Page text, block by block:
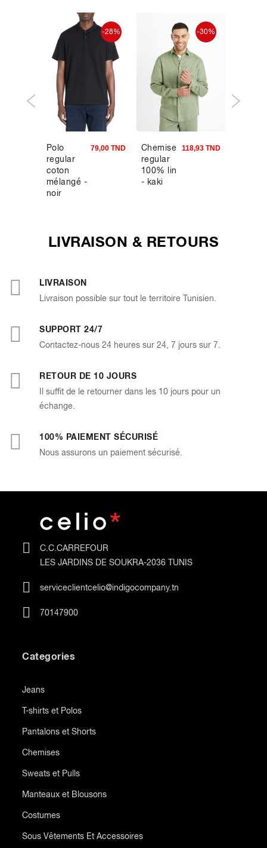
-28%
Polo
regular
coton
mélangé -
noir
79,00 TND
-30%
Chemise
regular
100% lin
- kaki
118,93 TND
LIVRAISON & RETOURS
LIVRAISON
Livraison possible sur tout le territoire Tunisien.
SUPPORT 24/7
Contactez-nous 24 heures sur 24, 7 jours sur 7.
RETOUR DE 10 JOURS
Il suffit de le retourner dans les 10 jours pour un
échange.
100% PAIEMENT SÉCURISÉ
Nous assurons un paiement sécurisé.
C.C.CARREFOUR
LES JARDINS DE SOUKRA-2036 TUNIS
serviceclientcelio@indigocompany.tn
70147900
Categories
Jeans
T-shirts et Polos
Pantalons et Shorts
Chemises
Sweats et Pulls
Manteaux et Blousons
Costumes
Sous Vêtements Et Accessoires